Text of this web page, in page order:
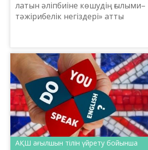
латын әліпбиіне көшудің ғылыми–
тәжірибелік негіздері» атты
АҚШ ағылшын тілін үйрету бойынша